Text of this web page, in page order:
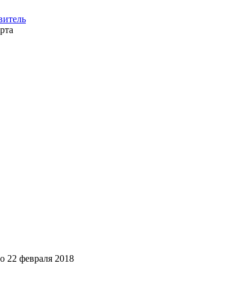
22 февраля 2018